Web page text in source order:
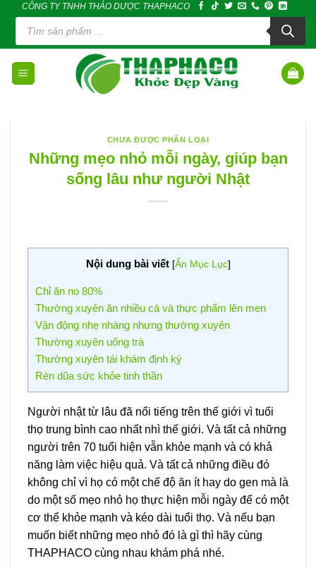
content
CÔNG TY TNHH THẢO DƯỢC THAPHACO
Tìm
kiếm
phẩm
CHƯA ĐƯỢC PHÂN LOẠI
Những mẹo nhỏ mỗi ngày, giúp bạn
sống lâu như người Nhật
Nội dung bài viết [Ẩn Mục Lục]
Chỉ ăn no 80%
Thường xuyên ăn nhiều cá và thực phẩm lên men
Vận động nhẹ nhàng nhưng thường xuyên
Thường xuyên uống trà
Thường xuyên tái khám định kỳ
Rèn dũa sức khỏe tinh thần
Người nhật từ lâu đã nổi tiếng trên thế giới vì tuổi
thọ trung bình cao nhất nhì thế giới. Và tất cả những
người trên 70 tuổi hiện vẫn khỏe mạnh và có khả
năng làm việc hiệu quả. Và tất cả những điều đó
không chỉ vì họ có một chế độ ăn ít hay do gen mà là
do một số mẹo nhỏ họ thực hiện mỗi ngày để có một
cơ thể khỏe mạnh và kéo dài tuổi thọ. Và nếu bạn
muốn biết những mẹo nhỏ đó là gì thì hãy cùng
THAPHACO cùng nhau khám phá nhé.